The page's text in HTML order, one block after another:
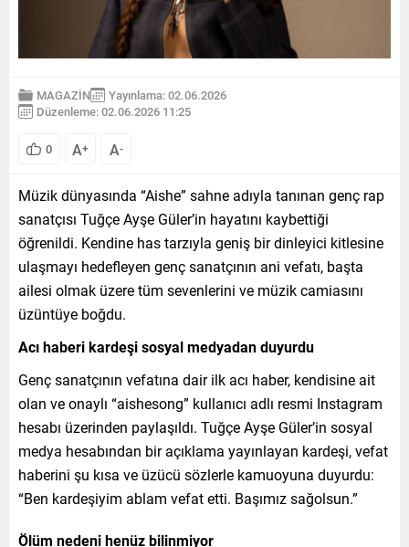
MAGAZİN
Yayınlama: 02.06.2026
Düzenleme: 02.06.2026 11:25
0 A+ A-
Müzik dünyasında “Aishe” sahne adıyla tanınan genç rap
sanatçısı Tuğçe Ayşe Güler’in hayatını kaybettiği
öğrenildi. Kendine has tarzıyla geniş bir dinleyici kitlesine
ulaşmayı hedefleyen genç sanatçının ani vefatı, başta
ailesi olmak üzere tüm sevenlerini ve müzik camiasını
üzüntüye boğdu.
Acı haberi kardeşi sosyal medyadan duyurdu
Genç sanatçının vefatına dair ilk acı haber, kendisine ait
olan ve onaylı “aishesong” kullanıcı adlı resmi Instagram
hesabı üzerinden paylaşıldı. Tuğçe Ayşe Güler’in sosyal
medya hesabından bir açıklama yayınlayan kardeşi, vefat
haberini şu kısa ve üzücü sözlerle kamuoyuna duyurdu:
“Ben kardeşiyim ablam vefat etti. Başımız sağolsun.”
Ölüm nedeni henüz bilinmiyor